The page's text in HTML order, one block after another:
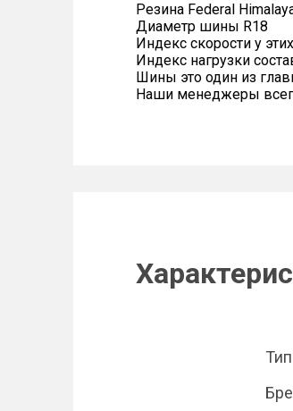
Резина Federal
Диаметр шины R18
Индекс скорости у
Индекс нагрузки
Шины это один из
Наши менеджеры